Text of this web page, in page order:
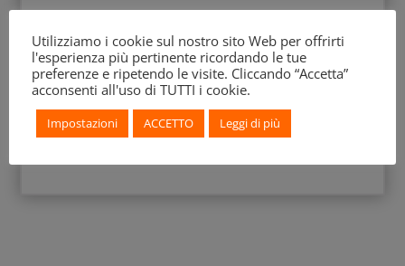
Utilizziamo i cookie sul nostro sito Web per offrirti
l'esperienza più pertinente ricordando le tue
preferenze e ripetendo le visite. Cliccando “Accetta”
acconsenti all'uso di TUTTI i cookie.
Impostazioni ACCETTO Leggi di più